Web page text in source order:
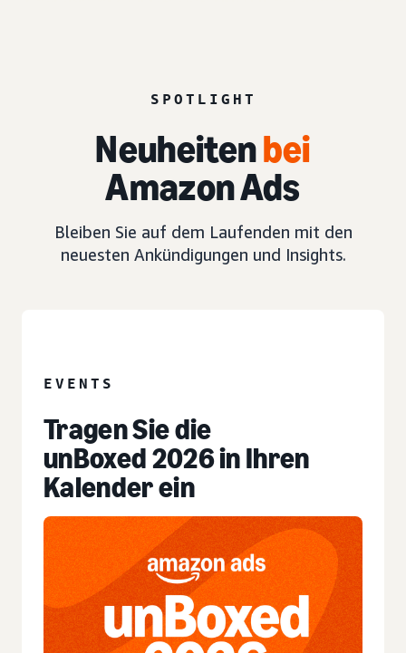
SPOTLIGHT
Neuheitenbei
Amazon Ads
Bleiben Sie auf dem Laufenden mit den
neuesten Ankündigungen und Insights.
EVENTS
Tragen Sie die
unBoxed 2026 in Ihren
Kalender ein